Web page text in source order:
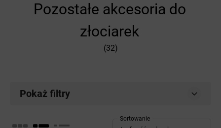
Pozostałe akcesoria do
złociarek
(32)
Pokaż filtry
Sortowanie